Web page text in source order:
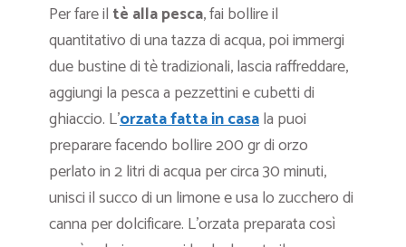
Per fare il tè alla pesca, fai bollire il
quantitativo di una tazza di acqua, poi immergi
due bustine di tè tradizionali, lascia raffreddare,
aggiungi la pesca a pezzettini e cubetti di
ghiaccio. L’orzata fatta in casala puoi
preparare facendo bollire 200 gr di orzo
perlato in 2 litri di acqua per circa 30 minuti,
unisci il succo di un limone e usa lo zucchero di
canna per dolcificare. L’orzata preparata così